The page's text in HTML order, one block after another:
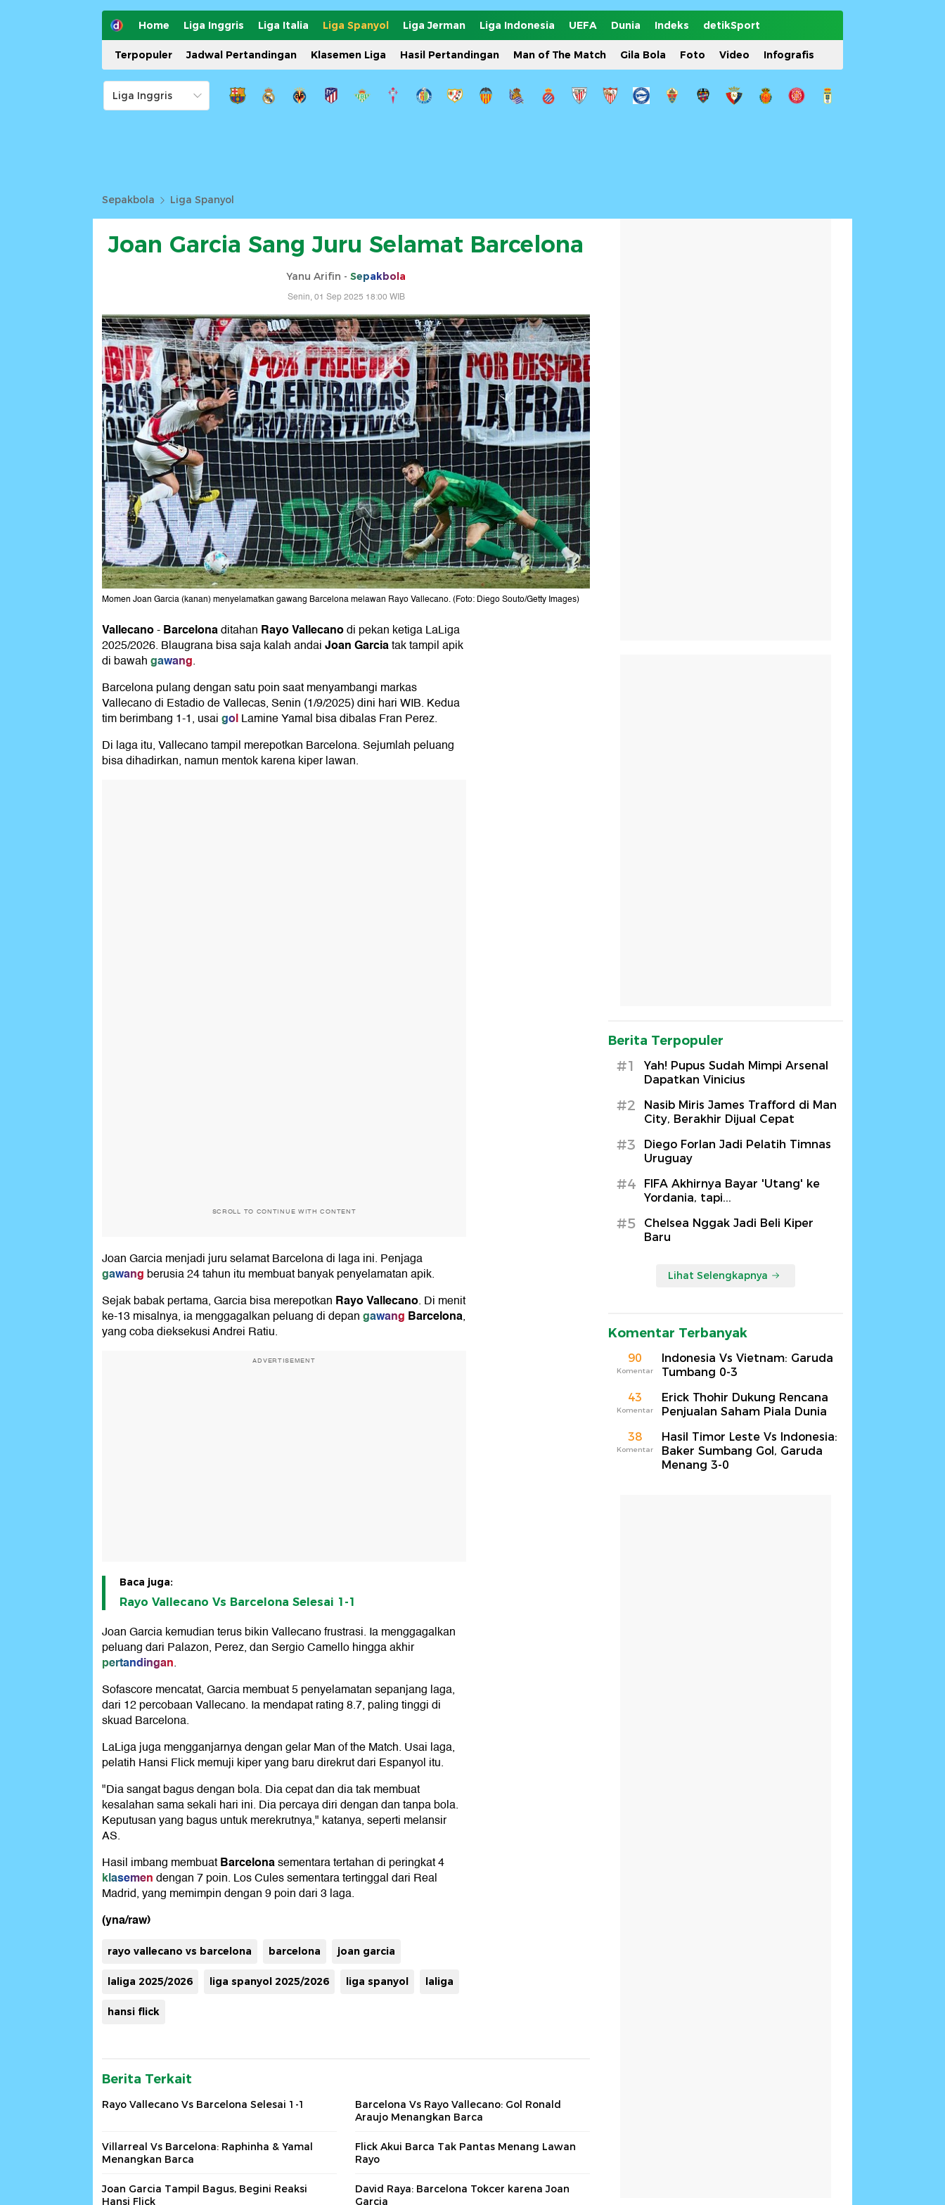
Home Liga Inggris Liga Italia Liga Spanyol Liga Jerman Liga Indonesia UEFA Dunia Indeks detikSport
Terpopuler Jadwal Pertandingan Klasemen Liga Hasil Pertandingan Man of The Match Gila Bola Foto Video Infografis
Sepakbola Liga Spanyol
Joan Garcia Sang Juru Selamat Barcelona
Yanu Arifin - Sepakbola
Senin, 01 Sep 2025 18:00 WIB
Momen Joan Garcia (kanan) menyelamatkan gawang Barcelona melawan Rayo Vallecano. (Foto: Diego Souto/Getty Images)
Vallecano-Barcelonaditahan Rayo Vallecanodi pekan ketiga LaLiga
2025/2026. Blaugrana bisa saja kalah andaiJoan Garciatak tampil apik
di bawahgawang.
Barcelona pulang dengan satu poin saat menyambangi markas
Vallecano di Estadio de Vallecas, Senin (1/9/2025) dini hari WIB. Kedua
tim berimbang 1-1, usaigolLamine Yamal bisa dibalas Fran Perez.
Di laga itu, Vallecano tampil merepotkan Barcelona. Sejumlah peluang
bisa dihadirkan, namun mentok karena kiper lawan.
SCROLL TO CONTINUE WITH CONTENT
Joan Garcia menjadi juru selamat Barcelona di laga ini. Penjaga
gawang berusia 24 tahun itu membuat banyak penyelamatan apik.
Sejak babak pertama, Garcia bisa merepotkan Rayo Vallecano. Di menit
ke-13 misalnya, ia menggagalkan peluang di depangawang Barcelona,
yang coba dieksekusi Andrei Ratiu.
ADVERTISEMENT
Baca juga:
Rayo Vallecano Vs Barcelona Selesai 1-1
Joan Garcia kemudian terus bikin Vallecano frustrasi. Ia menggagalkan
peluang dari Palazon, Perez, dan Sergio Camello hingga akhir
pertandingan.
Sofascore mencatat, Garcia membuat 5 penyelamatan sepanjang laga,
dari 12 percobaan Vallecano. Ia mendapat rating 8.7, paling tinggi di
skuad Barcelona.
LaLiga juga mengganjarnya dengan gelar Man of the Match. Usai laga,
pelatih Hansi Flick memuji kiper yang baru direkrut dari Espanyol itu.
"Dia sangat bagus dengan bola. Dia cepat dan dia tak membuat
kesalahan sama sekali hari ini. Dia percaya diri dengan dan tanpa bola.
Keputusan yang bagus untuk merekrutnya," katanya, seperti melansir
AS.
Hasil imbang membuatBarcelonasementara tertahan di peringkat 4
klasemendengan 7 poin. Los Cules sementara tertinggal dari Real
Madrid, yang memimpin dengan 9 poin dari 3 laga.
(yna/raw)
rayo vallecano vs barcelona barcelona joan garcia
laliga 2025/2026 liga spanyol 2025/2026 liga spanyol laliga
hansi flick
Berita Terkait
Rayo Vallecano Vs Barcelona Selesai 1-1
Barcelona Vs Rayo Vallecano: Gol Ronald
Araujo Menangkan Barca
Villarreal Vs Barcelona: Raphinha & Yamal
Menangkan Barca
Flick Akui Barca Tak Pantas Menang Lawan
Rayo
Joan Garcia Tampil Bagus, Begini Reaksi
Hansi Flick
David Raya: Barcelona Tokcer karena Joan
Garcia
Berita Terpopuler
#1
Yah! Pupus Sudah Mimpi Arsenal
Dapatkan Vinicius
#2
Nasib Miris James Trafford di Man
City, Berakhir Dijual Cepat
#3
Diego Forlan Jadi Pelatih Timnas
Uruguay
#4
FIFA Akhirnya Bayar 'Utang' ke
Yordania, tapi...
#5
Chelsea Nggak Jadi Beli Kiper
Baru
Lihat Selengkapnya
Komentar Terbanyak
90
Komentar
Indonesia Vs Vietnam: Garuda
Tumbang 0-3
43
Komentar
Erick Thohir Dukung Rencana
Penjualan Saham Piala Dunia
38
Komentar
Hasil Timor Leste Vs Indonesia:
Baker Sumbang Gol, Garuda
Menang 3-0